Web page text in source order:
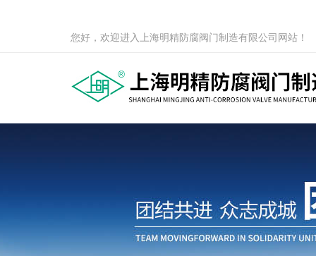
您好，欢迎进入上海明精防腐阀门制造有限公司网站！